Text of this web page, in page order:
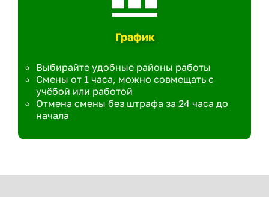
График
Выбирайте удобные районы работы
Смены от 1 часа, можно совмещать с
учёбой или работой
Отмена смены без штрафа за 24 часа до
начала